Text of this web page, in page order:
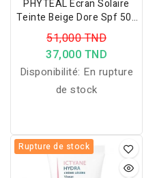
PHYTEAL Ecran Solaire
Teinte Beige Dore Spf 50+
Gel Phytovera Gratuit
51,000 TND
37,000 TND
Disponibilité: En rupture
de stock
Rupture de stock